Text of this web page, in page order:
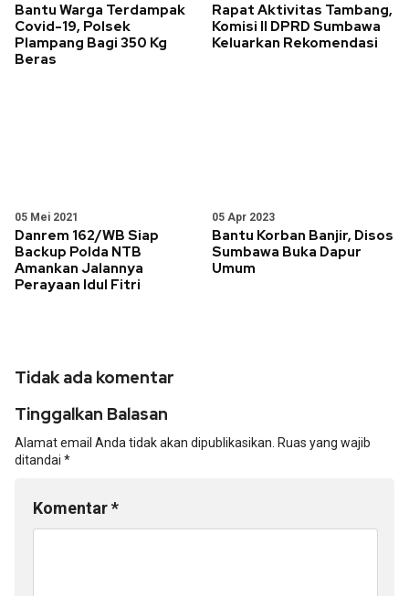
Bantu Warga Terdampak
Covid-19, Polsek
Plampang Bagi 350 Kg
Beras
Rapat Aktivitas Tambang,
Komisi II DPRD Sumbawa
Keluarkan Rekomendasi
05 Mei 2021
Danrem 162/WB Siap
Backup Polda NTB
Amankan Jalannya
Perayaan Idul Fitri
05 Apr 2023
Bantu Korban Banjir, Disos
Sumbawa Buka Dapur
Umum
Tidak ada komentar
Tinggalkan Balasan
Alamat email Anda tidak akan dipublikasikan. Ruas yang wajib
ditandai *
Komentar*